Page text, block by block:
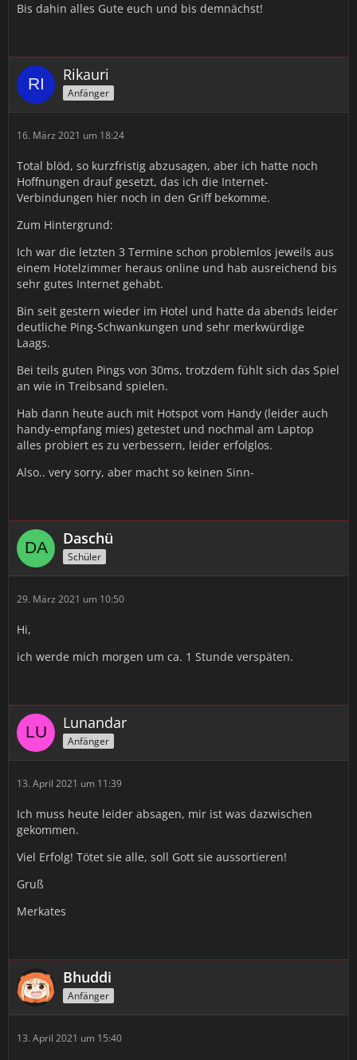
Bis dahin alles Gute euch und bis demnächst!
Rikauri
Anfänger
16. März 2021 um 18:24
Total blöd, so kurzfristig abzusagen, aber ich hatte noch
Hoffnungen drauf gesetzt, das ich die Internet-
Verbindungen hier noch in den Griff bekomme.
Zum Hintergrund:
Ich war die letzten 3 Termine schon problemlos jeweils aus
einem Hotelzimmer heraus online und hab ausreichend bis
sehr gutes Internet gehabt.
Bin seit gestern wieder im Hotel und hatte da abends leider
deutliche Ping-Schwankungen und sehr merkwürdige
Laags.
Bei teils guten Pings von 30ms, trotzdem fühlt sich das Spiel
an wie in Treibsand spielen.
Hab dann heute auch mit Hotspot vom Handy (leider auch
handy-empfang mies) getestet und nochmal am Laptop
alles probiert es zu verbessern, leider erfolglos.
Also.. very sorry, aber macht so keinen Sinn-
Daschü
Schüler
29. März 2021 um 10:50
Hi,
ich werde mich morgen um ca. 1 Stunde verspäten.
Lunandar
Anfänger
13. April 2021 um 11:39
Ich muss heute leider absagen, mir ist was dazwischen
gekommen.
Viel Erfolg! Tötet sie alle, soll Gott sie aussortieren!
Gruß
Merkates
Bhuddi
Anfänger
13. April 2021 um 15:40